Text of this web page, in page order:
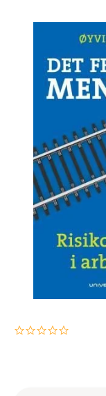
Elizabeth
Hitster
Hypopressiv
0.0